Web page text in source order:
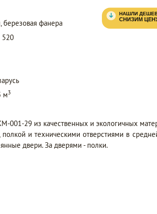
березовая фанера
520
м3
001-29 из качественных и экологичных
и техническими отверстиями в
двери. За дверями - полки.